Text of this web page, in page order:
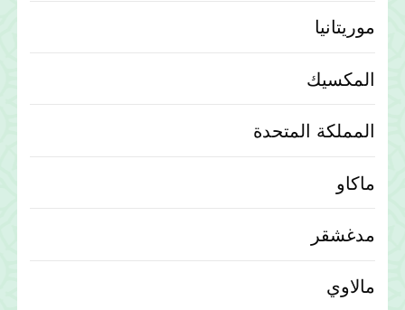
موريتانيا
المكسيك
المملكة المتحدة
ماكاو
مدغشقر
مالاوي